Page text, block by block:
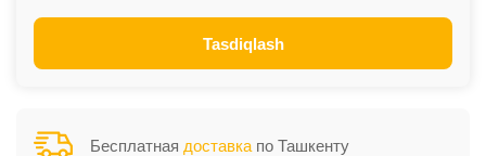
Tasdiqlash
Бесплатная доставка по Ташкенту